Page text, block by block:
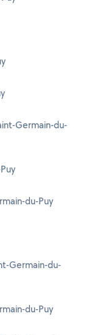
Germain-du-
du-Puy
Germain-du-
du-Puy